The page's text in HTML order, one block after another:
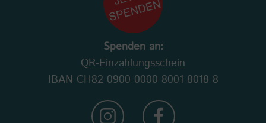
Spenden an:
QR-Einzahlungsschein
IBAN CH82 0900 0000 8001 8018 8